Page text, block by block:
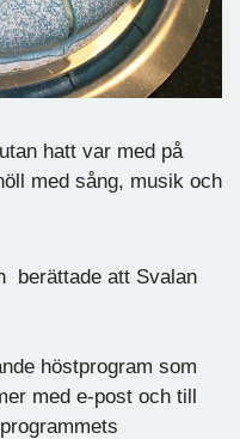
hatt var med på
med sång, musik och
berättade att Svalan
höstprogram som
med e-post och till